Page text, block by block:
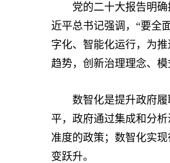
党的二十大报告明确提
近平总书记强调，“要全
字化、智能化运行，为
趋势，创新治理理念、
数智化是提升政府履
平，政府通过集成和分
准度的政策；数智化实
变跃升。